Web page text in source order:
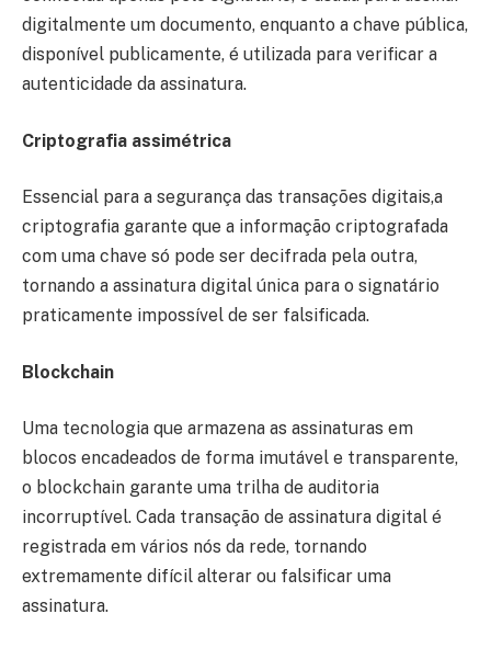
digitalmente um documento, enquanto a chave pública,
disponível publicamente, é utilizada para verificar a
autenticidade da assinatura.
Criptografia assimétrica
Essencial para a segurança das transações digitais,a
criptografia garante que a informação criptografada
com uma chave só pode ser decifrada pela outra,
tornando a assinatura digital única para o signatário
praticamente impossível de ser falsificada.
Blockchain
Uma tecnologia que armazena as assinaturas em
blocos encadeados de forma imutável e transparente,
o blockchain garante uma trilha de auditoria
incorruptível. Cada transação de assinatura digital é
registrada em vários nós da rede, tornando
extremamente difícil alterar ou falsificar uma
assinatura.